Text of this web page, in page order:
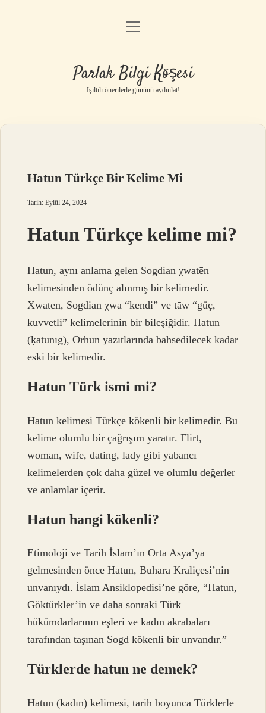
Anasayfa
Yasal Uyarı
menüyü
Parlak Bilgi Köşesi
Işıltılı önerilerle gününü aydınlat!
Hatun Türkçe Bir Kelime Mi
Tarih: Eylül 24, 2024
Hatun Türkçe kelime mi?
Hatun, aynı anlama gelen Sogdian χwatēn
kelimesinden ödünç alınmış bir kelimedir.
Xwaten, Sogdian χwa “kendi” ve tāw “güç,
kuvvetli” kelimelerinin bir bileşiğidir. Hatun
(ḳatunıg), Orhun yazıtlarında bahsedilecek kadar
eski bir kelimedir.
Hatun Türk ismi mi?
Hatun kelimesi Türkçe kökenli bir kelimedir. Bu
kelime olumlu bir çağrışım yaratır. Flirt,
woman, wife, dating, lady gibi yabancı
kelimelerden çok daha güzel ve olumlu değerler
ve anlamlar içerir.
Hatun hangi kökenli?
Etimoloji ve Tarih İslam’ın Orta Asya’ya
gelmesinden önce Hatun, Buhara Kraliçesi’nin
unvanıydı. İslam Ansiklopedisi’ne göre, “Hatun,
Göktürkler’in ve daha sonraki Türk
hükümdarlarının eşleri ve kadın akrabaları
tarafından taşınan Sogd kökenli bir unvandır.”
Türklerde hatun ne demek?
Hatun (kadın) kelimesi, tarih boyunca Türklerle